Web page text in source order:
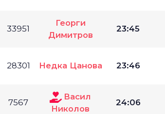
33951
Георги
Димитров
23:45
28301 Недка Цанова 23:46
7567
Васил
Николов
24:06